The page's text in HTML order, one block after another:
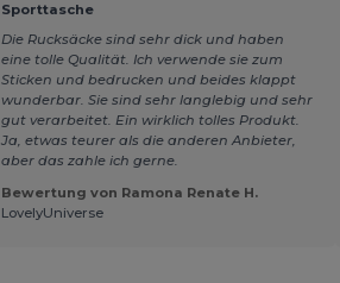
Sporttasche
Die Rucksäcke sind sehr dick und haben
eine tolle Qualität. Ich verwende sie zum
Sticken und bedrucken und beides klappt
wunderbar. Sie sind sehr langlebig und sehr
gut verarbeitet. Ein wirklich tolles Produkt.
Ja, etwas teurer als die anderen Anbieter,
aber das zahle ich gerne.
Bewertung von Ramona Renate H.
LovelyUniverse